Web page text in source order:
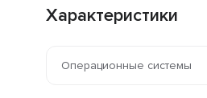
Характеристики
Операционные системы